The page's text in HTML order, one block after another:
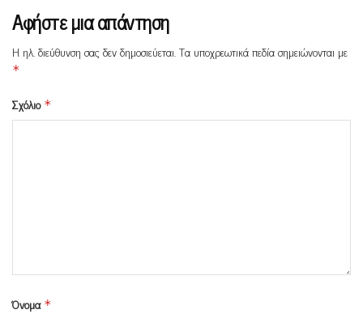
Αφήστε μια απάντηση
Η ηλ. διεύθυνση σας δεν δημοσιεύεται.Τα υποχρεωτικά πεδία σημειώνονται με
*
Σχόλιο *
Όνομα *